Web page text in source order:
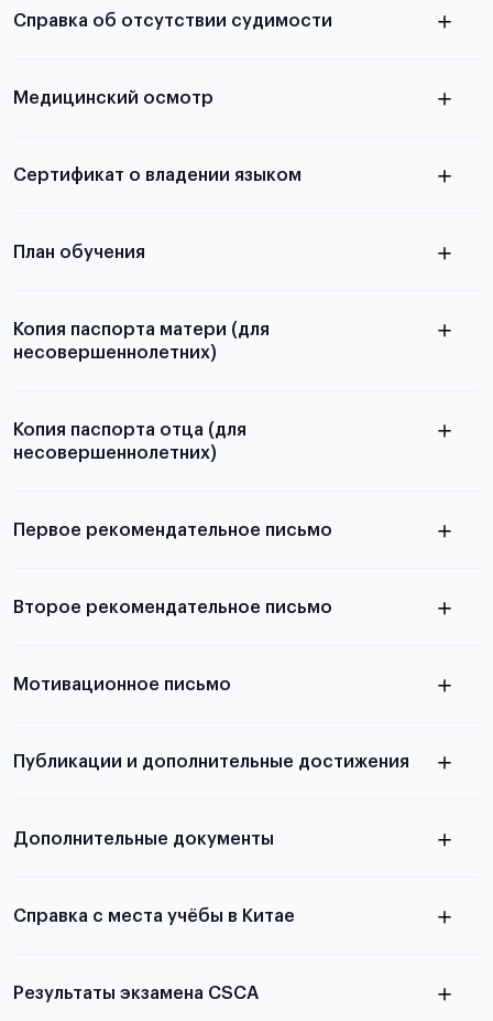
абитуриентов, изложена в статье.
принимаются
Справка об отсутствии судимости
Медицинский осмотр
Для примеров заполнения и пустых
Сертификат о владении языком
План обучения
Копия паспорта матери (для
несовершеннолетних)
Копия паспорта отца (для
несовершеннолетних)
выезда
Первое рекомендательное письмо
письма
Второе рекомендательное письмо
письма
Мотивационное письмо
статье
Публикации и дополнительные достижения
Дополнительные документы
Справка с места учёбы в Китае
Результаты экзамена CSCA